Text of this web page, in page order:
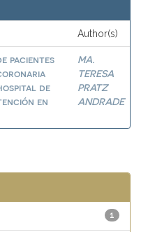
Author(s)
pacientes
de
en
MA.
TERESA
PRATZ
ANDRADE
1